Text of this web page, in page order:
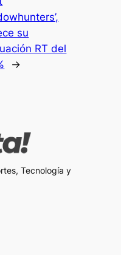
su
RT del
→
Tecnología y